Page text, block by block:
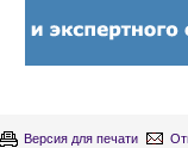
Версия для печати